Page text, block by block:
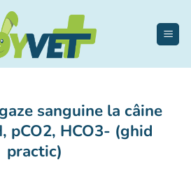
sanguine la câine
pCO2, HCO3- (ghid
practic)